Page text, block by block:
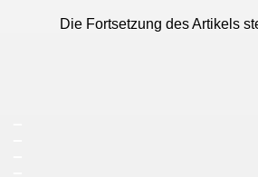
Die Fortsetzung des Artikels